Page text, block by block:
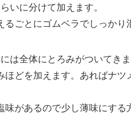
いに分けて加えます。
ごとにゴムベラでしっかり
は全体にとろみがついてきま
どを加えます。あればナツ
があるので少し薄味にする